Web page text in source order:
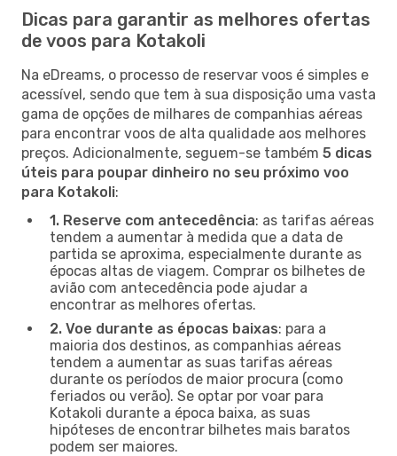
Dicas para garantir as melhores ofertas
de voos para Kotakoli
Na eDreams, o processo de reservar voos é simples e
acessível, sendo que tem à sua disposição uma vasta
gama de opções de milhares de companhias aéreas
para encontrar voos de alta qualidade aos melhores
preços. Adicionalmente, seguem-se também 5 dicas
úteis para poupar dinheiro no seu próximo voo
para Kotakoli:
1. Reserve com antecedência: as tarifas aéreas
tendem a aumentar à medida que a data de
partida se aproxima, especialmente durante as
épocas altas de viagem. Comprar os bilhetes de
avião com antecedência pode ajudar a
encontrar as melhores ofertas.
2. Voe durante as épocas baixas: para a
maioria dos destinos, as companhias aéreas
tendem a aumentar as suas tarifas aéreas
durante os períodos de maior procura (como
feriados ou verão). Se optar por voar para
Kotakoli durante a época baixa, as suas
hipóteses de encontrar bilhetes mais baratos
podem ser maiores.